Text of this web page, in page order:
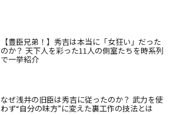
【豊臣兄弟！】秀吉は本当に「女狂い」だった
のか？ 天下人を彩った11人の側室たちを時系列
で一挙紹介
なぜ浅井の旧臣は秀吉に従ったのか？ 武力を使
わず“自分の味方”に変えた裏工作の技法とは